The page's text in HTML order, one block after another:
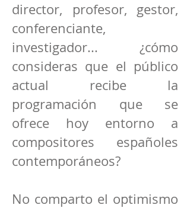
director, profesor, gestor,
conferenciante,
investigador... ¿cómo
consideras que el público
actual recibe la
programación que se
ofrece hoy entorno a
compositores españoles
contemporáneos?
No comparto el optimismo